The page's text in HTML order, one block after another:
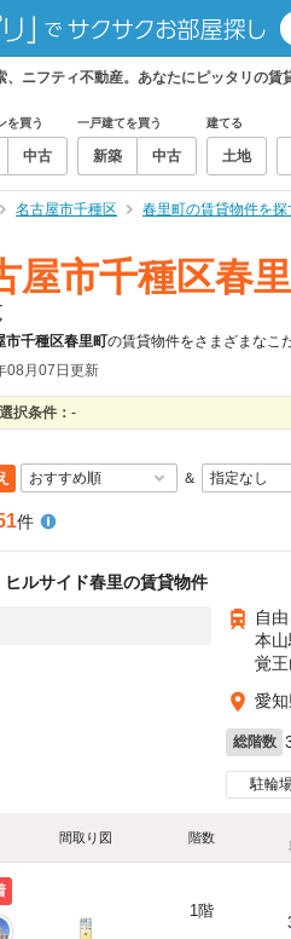
ニフティ不動産。あなたにピッタリの賃
を買う
中古
一戸建てを買う
新築 中古
建てる
土地
名古屋市千種区 春里町の賃貸物件を探
屋市千種区春
市千種区春里町の賃貸物件をさまざまなこ
08月07日更新
択条件： -
＆
件
ヒルサイド春里の賃貸物件
自
本
覚
愛
総階数
駐輪
間取り図 階数
1階